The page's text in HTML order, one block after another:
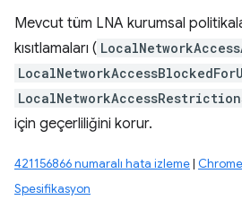
Mevcut tüm LNA kurumsal
kısıtlamaları (
için geçerliliğini korur.
421156866 numaralı hata izleme|
Spesifikasyon